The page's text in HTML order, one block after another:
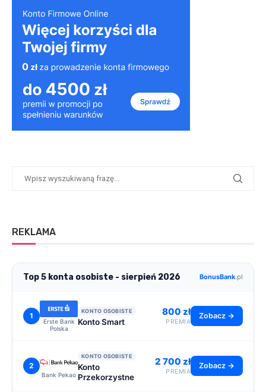
REKLAMA
Top 5 konta osobiste - sierpień 2026 BonusBank.pl
1
Erste Bank
Polska
KONTO OSOBISTE
Konto Smart
800 zł
PREMIA
Zobacz →
2
Bank Pekao
KONTO OSOBISTE
Konto
Przekorzystne
2 700 zł
PREMIA
Zobacz →